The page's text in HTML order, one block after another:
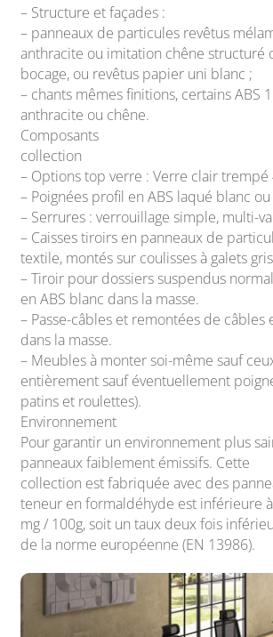
– Structure et façades :
– panneaux de particules revêtus
anthracite ou imitation chêne structuré
bocage, ou revêtus papier uni blanc ;
– chants mêmes finitions, certains ABS
anthracite ou chêne.
Composants
collection
– Options top verre : Verre clair trempé
– Poignées profil en ABS laqué blanc
– Serrures : verrouillage simple, multi-
– Caisses tiroirs en panneaux de
textile, montés sur coulisses à galets
– Tiroir pour dossiers suspendus
en ABS blanc dans la masse.
– Passe-câbles et remontées de câbles
dans la masse.
– Meubles à monter soi-même sauf
entièrement sauf éventuellement
patins et roulettes).
Environnement
Pour garantir un environnement plus
panneaux faiblement émissifs. Cette
collection est fabriquée avec des
teneur en formaldéhyde est inférieure
mg / 100g, soit un taux deux fois
de la norme européenne (EN 13986).